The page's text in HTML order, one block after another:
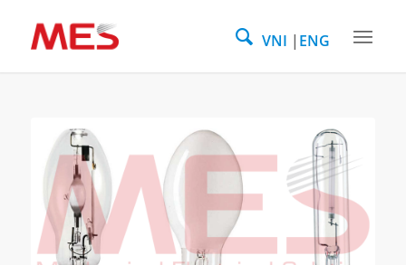
VNI ENG